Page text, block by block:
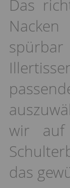
Das
wir auf
das